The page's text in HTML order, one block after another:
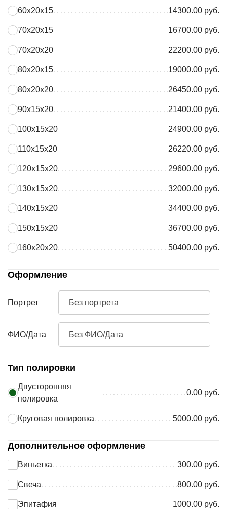
60х20х15 14300.00 руб.
70х20х15 16700.00 руб.
70х20х20 22200.00 руб.
80х20х15 19000.00 руб.
80х20х20 26450.00 руб.
90х15х20 21400.00 руб.
100х15х20 24900.00 руб.
110х15х20 26220.00 руб.
120х15х20 29600.00 руб.
130х15х20 32000.00 руб.
140х15х20 34400.00 руб.
150х15х20 36700.00 руб.
160х20х20 50400.00 руб.
Оформление
Портрет Без портрета
ФИО/Дата Без ФИО/Дата
Тип полировки
Двусторонняя
полировка
0.00 руб.
Круговая полировка 5000.00 руб.
Дополнительное оформление
Виньетка 300.00 руб.
Свеча 800.00 руб.
Эпитафия 1000.00 руб.